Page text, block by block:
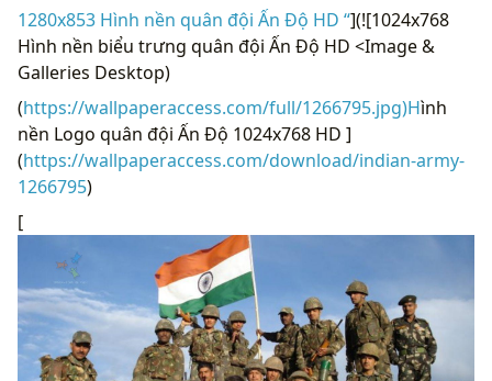
1280x853 Hình nền quân đội Ấn Độ HD “](![1024x768
Hình nền biểu trưng quân đội Ấn Độ HD <Image &
Galleries Desktop)
(https://wallpaperaccess.com/full/1266795.jpg)Hình
nền Logo quân đội Ấn Độ 1024x768 HD ]
(https://wallpaperaccess.com/download/indian-army-
1266795)
[